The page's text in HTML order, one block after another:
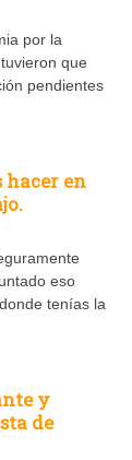
por la
que
pendientes
hacer en
eso
tenías la
y
de